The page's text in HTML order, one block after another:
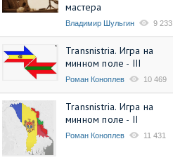
мастера
Владимир Шульгин 9 233
Transnistria. Игра на
минном поле - III
Роман Коноплев 10 469
Transnistria. Игра на
минном поле - II
Роман Коноплев 11 431